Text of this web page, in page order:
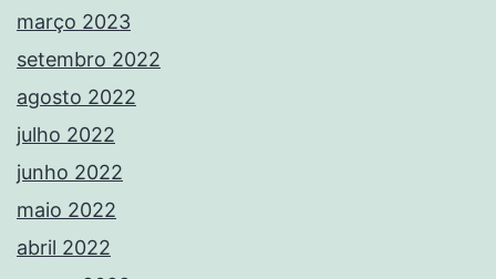
março 2023
setembro 2022
agosto 2022
julho 2022
junho 2022
maio 2022
abril 2022